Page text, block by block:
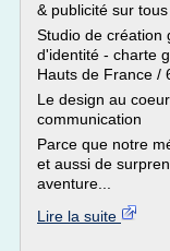
& publicité sur
Studio de création
d'identité - charte
Hauts de France /
Le design au
communication
Parce que notre
et aussi de
aventure...
Lire la suite